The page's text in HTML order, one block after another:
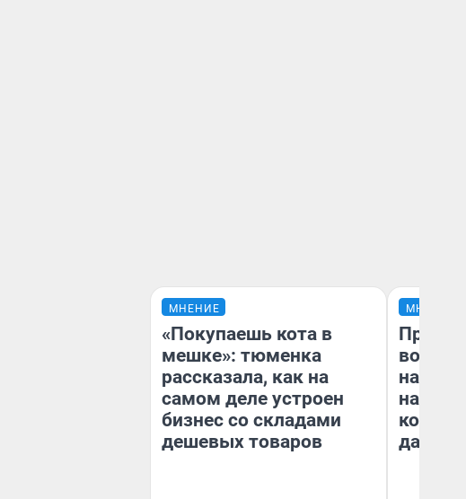
МНЕНИЕ
«Покупаешь кота в
мешке»: тюменка
рассказала, как на
самом деле устроен
бизнес со складами
дешевых товаров
МНЕНИЕ
нам
даже